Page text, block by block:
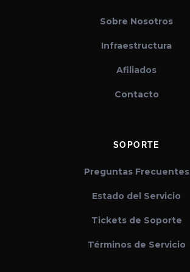
Sobre Nosotros
Infraestructura
Afiliados
Contacto
SOPORTE
Preguntas Frecuentes
Estado del Servicio
Tickets de Soporte
Términos de Servicio